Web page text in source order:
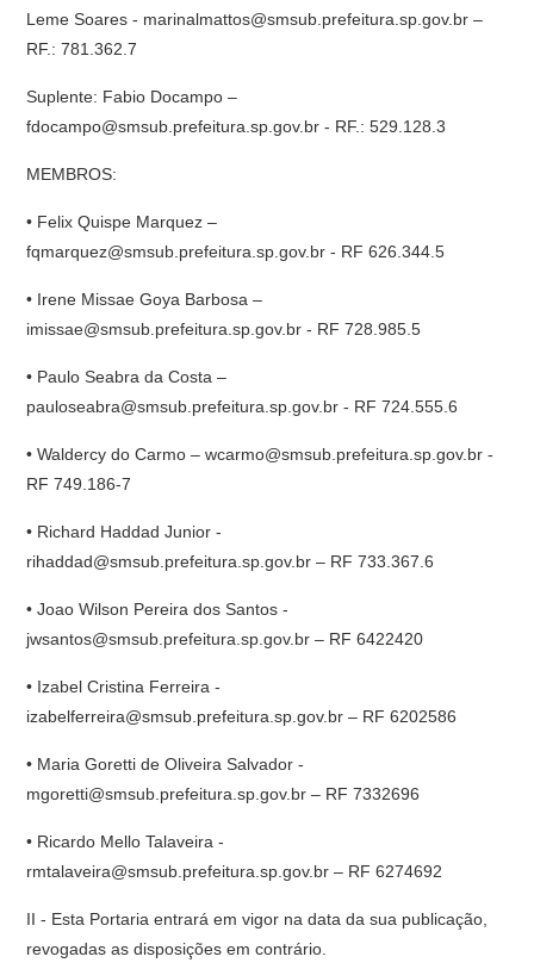
Leme Soares - marinalmattos@smsub.prefeitura.sp.gov.br –
RF.: 781.362.7
Suplente: Fabio Docampo –
fdocampo@smsub.prefeitura.sp.gov.br - RF.: 529.128.3
MEMBROS:
• Felix Quispe Marquez –
fqmarquez@smsub.prefeitura.sp.gov.br - RF 626.344.5
• Irene Missae Goya Barbosa –
imissae@smsub.prefeitura.sp.gov.br - RF 728.985.5
• Paulo Seabra da Costa –
pauloseabra@smsub.prefeitura.sp.gov.br - RF 724.555.6
• Waldercy do Carmo – wcarmo@smsub.prefeitura.sp.gov.br -
RF 749.186-7
• Richard Haddad Junior -
rihaddad@smsub.prefeitura.sp.gov.br – RF 733.367.6
• Joao Wilson Pereira dos Santos -
jwsantos@smsub.prefeitura.sp.gov.br – RF 6422420
• Izabel Cristina Ferreira -
izabelferreira@smsub.prefeitura.sp.gov.br – RF 6202586
• Maria Goretti de Oliveira Salvador -
mgoretti@smsub.prefeitura.sp.gov.br – RF 7332696
• Ricardo Mello Talaveira -
rmtalaveira@smsub.prefeitura.sp.gov.br – RF 6274692
II - Esta Portaria entrará em vigor na data da sua publicação,
revogadas as disposições em contrário.